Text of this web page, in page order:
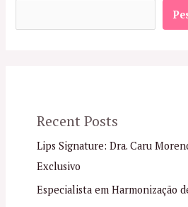
Recent Posts
Lips Signature: Dra. Caru
Exclusivo
Especialista em Harmonização